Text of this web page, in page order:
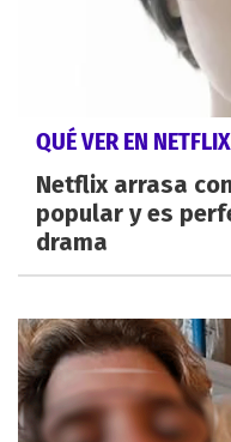
QUÉ VER EN NETFLIX
Netflix arrasa
popular y es
drama